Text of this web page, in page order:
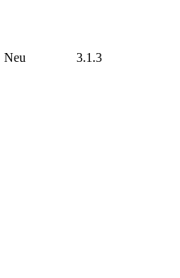
Neu 3.1.3